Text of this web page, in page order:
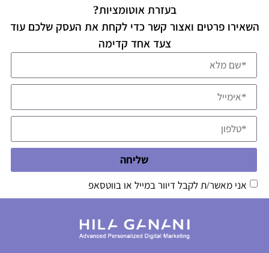
בעזרת אוטומציות?
השאירו פרטים ואצור קשר כדי לקחת את העסק שלכם עוד
צעד אחד קדימה
אני מאשר/ת לקבל דיוור במייל או בווטסאפ
שליחה